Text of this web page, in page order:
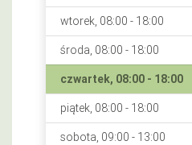
wtorek, 08:00 - 18:00
środa, 08:00 - 18:00
czwartek, 08:00 - 18:00
piątek, 08:00 - 18:00
sobota, 09:00 - 13:00